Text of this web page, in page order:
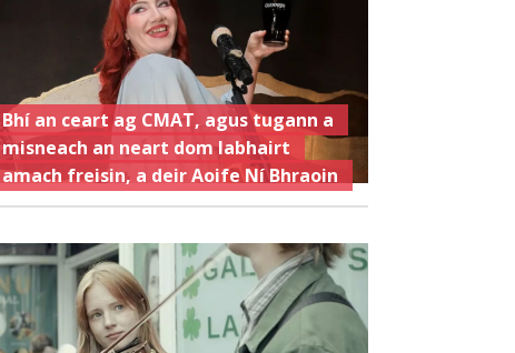
Bhí an ceart ag CMAT, agus tugann a
misneach an neart dom labhairt
amach freisin, a deir Aoife Ní Bhraoin